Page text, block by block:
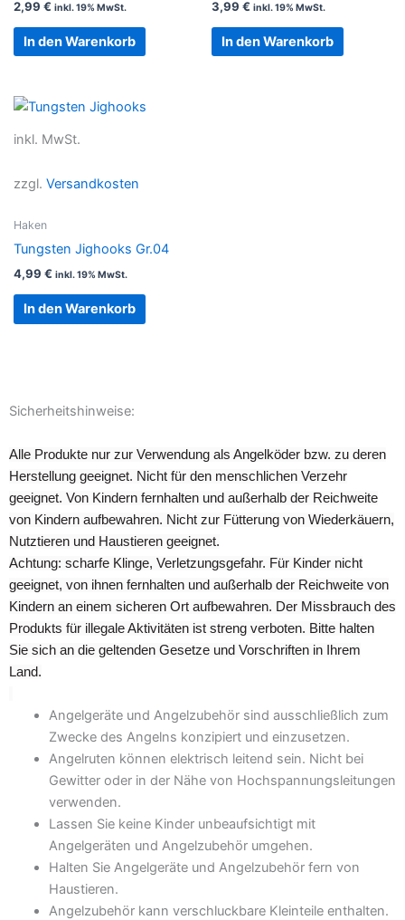
2,99 € inkl. 19% MwSt.
In den Warenkorb
3,99 € inkl. 19% MwSt.
In den Warenkorb
inkl. MwSt.
zzgl. Versandkosten
Haken
Tungsten Jighooks Gr.04
4,99 € inkl. 19% MwSt.
In den Warenkorb
Sicherheitshinweise:
Alle Produkte nur zur Verwendung als Angelköder bzw. zu deren
Herstellung geeignet. Nicht für den menschlichen Verzehr
geeignet. Von Kindern fernhalten und außerhalb der Reichweite
von Kindern aufbewahren. Nicht zur Fütterung von Wiederkäuern,
Nutztieren und Haustieren geeignet.
Achtung: scharfe Klinge, Verletzungsgefahr. Für Kinder nicht
geeignet, von ihnen fernhalten und außerhalb der Reichweite von
Kindern an einem sicheren Ort aufbewahren. Der Missbrauch des
Produkts für illegale Aktivitäten ist streng verboten. Bitte halten
Sie sich an die geltenden Gesetze und Vorschriften in Ihrem
Land.
Angelgeräte und Angelzubehör sind ausschließlich zum
Zwecke des Angelns konzipiert und einzusetzen.
Angelruten können elektrisch leitend sein. Nicht bei
Gewitter oder in der Nähe von Hochspannungsleitungen
verwenden.
Lassen Sie keine Kinder unbeaufsichtigt mit
Angelgeräten und Angelzubehör umgehen.
Halten Sie Angelgeräte und Angelzubehör fern von
Haustieren.
Angelzubehör kann verschluckbare Kleinteile enthalten.